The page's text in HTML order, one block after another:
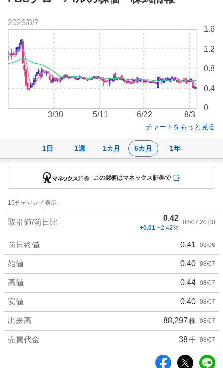
1日 1週 1カ月 6カ月 1年
0
0.4
0.8
1.2
1.6
3/30 5/11 6/22 8/3
2026/8/7
チャートをもっと見る
この銘柄はマネックス証券で
価
15分ディレイ表示
取引値/前日比 0.42
+0.01 +2.42%
08/07 20:00
前日終値 0.41 08/06
始値 0.40 08/07
高値 0.44 08/07
安値 0.40 08/07
出来高 88,297株 08/07
売買代金 38千 08/07